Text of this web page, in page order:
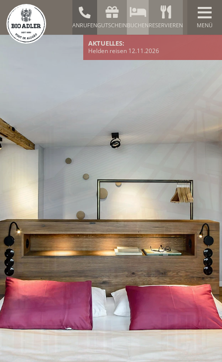
ANRUFENGUTSCHEINBUCHENRESERVIEREN
AKTUELLES:
Helden reisen 12.11.2026